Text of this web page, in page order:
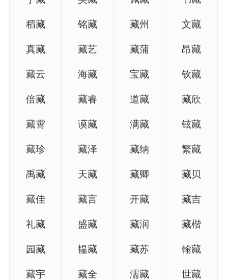
稻藏 铭藏 藏州 文藏
真藏 藏艺 藏蒲 昂藏
藏云 海藏 宝藏 钦藏
倍藏 藏睿 道藏 藏欣
藏霄 谟藏 满藏 铉藏
藏珍 藏泽 藏纳 繁藏
禹藏 天藏 藏卿 藏贝
藏佳 藏言 开藏 藏吉
礼藏 盛藏 藏润 藏楷
园藏 韫藏 藏苏 翰藏
藏宇 藏全 濡藏 世藏